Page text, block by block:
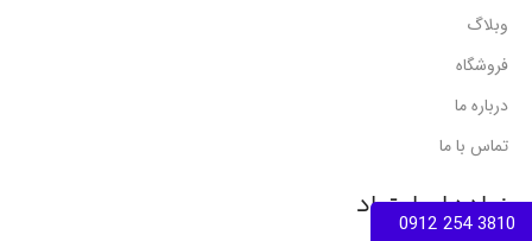
3810 254 0912
وبلاگ
فروشگاه
درباره ما
تماس با ما
نمادهای اعتماد